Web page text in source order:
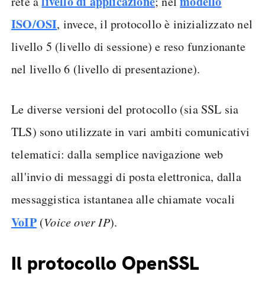
ISO/OSI, invece, il protocollo è inizializzato nel
livello 5 (livello di sessione) e reso funzionante
nel livello 6 (livello di presentazione).
Le diverse versioni del protocollo (sia SSL sia
TLS) sono utilizzate in vari ambiti comunicativi
telematici: dalla semplice navigazione web
all'invio di messaggi di posta elettronica, dalla
messaggistica istantanea alle chiamate vocali
VoIP(Voice over IP).
Il protocollo OpenSSL